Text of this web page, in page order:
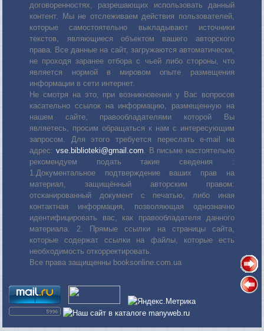
договоренностях, разрешающих использовать данный
контент. Мы не отслеживаем действия пользователей,
которые самостоятельно выкладывают источники
текстов, являющиеся объектом вашего авторского
права. Все данные на сайт, загружаются автоматически,
не проходя заранее отбора с чьей либо стороны, что
является нормой в мировом опыте размещения
информации в сети интернет.
Не смотря на это, при возникновении у Вас вопросов
касательно ссылок на информацию, размещенную на
нашем сайте, правообладателями которой Вы
являетесь, просим обращаться к нам с интересующим
запросом. Для этого требуется переслать е-mail на
адрес: vse.biblioteki@gmail.com. В письме настоятельно
рекомендуем подать такие сведения :
1.Документальное подтверждение ваших прав на
материал, защищённый авторским правом:
отсканированный документ с печатью, либо иная
контактная информация, позволяющая однозначно
идентифицировать вас, как правообладателя данного
материала. 2. Прямые ссылки на страницы сайта,
которые содержат ссылки на файлы, которые есть
необходимость откорректировать.
Все права защищенны booksonline.com.ua